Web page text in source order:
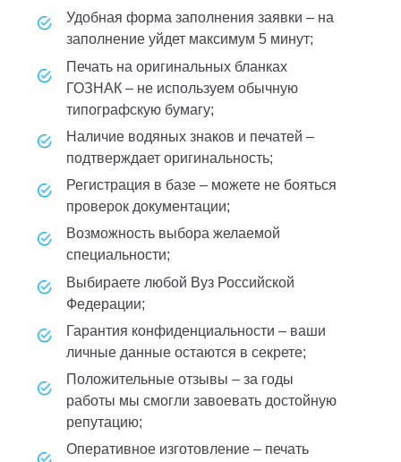
удобная форма заполнения заявки – на
заполнение уйдет максимум 5 минут;
печать на оригинальных бланках
ГОЗНАК – не используем обычную
типографскую бумагу;
наличие водяных знаков и печатей –
подтверждает оригинальность;
регистрация в базе – можете не бояться
проверок документации;
возможность выбора желаемой
специальности;
выбираете любой Вуз Российской
Федерации;
гарантия конфиденциальности – ваши
личные данные остаются в секрете;
положительные отзывы – за годы
работы мы смогли завоевать достойную
репутацию;
оперативное изготовление – печать